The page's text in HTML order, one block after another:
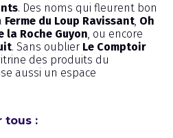
. Des noms qui fleurent bon
Ferme du Loup Ravissant Oh
la Roche Guyon , ou encore
. Sans oublier Le Comptoir
des produits du
aussi un espace
tous :